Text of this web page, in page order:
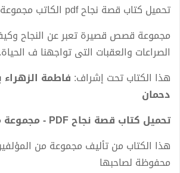
تحميل كتاب قصة نجاح pdf الكاتب مجموعة من المؤلفين
مجموعة قصص قصيرة تعبر عن النجاح
الصراعات والعقبات التى تواجهنا ف الحياة.
هذا الكتاب تحت إشراف: فاطمة الزهراء
دحمان
تحميل كتاب قصة نجاح PDF - مجموعة من المؤلفين
هذا الكتاب من تأليف مجموعة من
محفوظة لصاحبها